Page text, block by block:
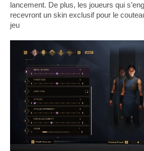
lancement. De plus, les joueurs qui
recevront un skin exclusif pour le
jeu